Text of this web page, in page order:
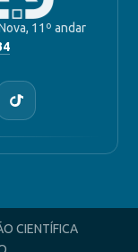
11º andar
CIENTÍFICA